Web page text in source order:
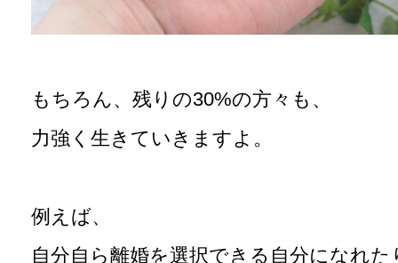
もちろん、残りの30%の方々も、
力強く生きていきますよ。
例えば、
自分自ら離婚を選択できる自分になれた